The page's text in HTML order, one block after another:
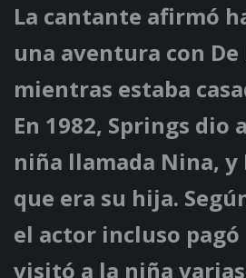
La cantante afirmó
una aventura con
mientras estaba
En 1982, Springs dio
niña llamada Nina, y
que era su hija.
el actor incluso
visitó a la niña varias